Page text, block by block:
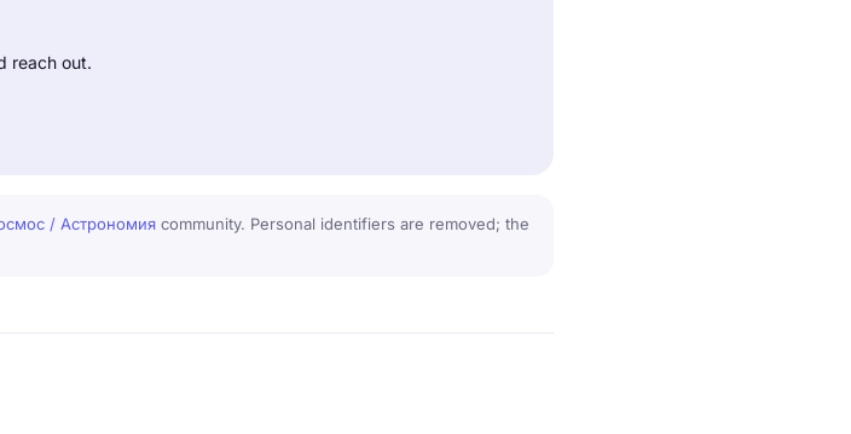
reach out.
/ Астрономия community. Personal identifiers are removed; the